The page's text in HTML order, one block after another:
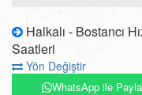
Halkalı - Bostancı
Saatleri
Yön Değiştir
WhatsApp ile